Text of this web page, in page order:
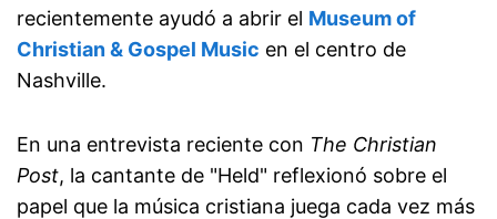
recientemente ayudó a abrir el Museum of
Christian & Gospel Music en el centro de
Nashville.
En una entrevista reciente con The Christian
Post, la cantante de "Held" reflexionó sobre el
papel que la música cristiana juega cada vez más